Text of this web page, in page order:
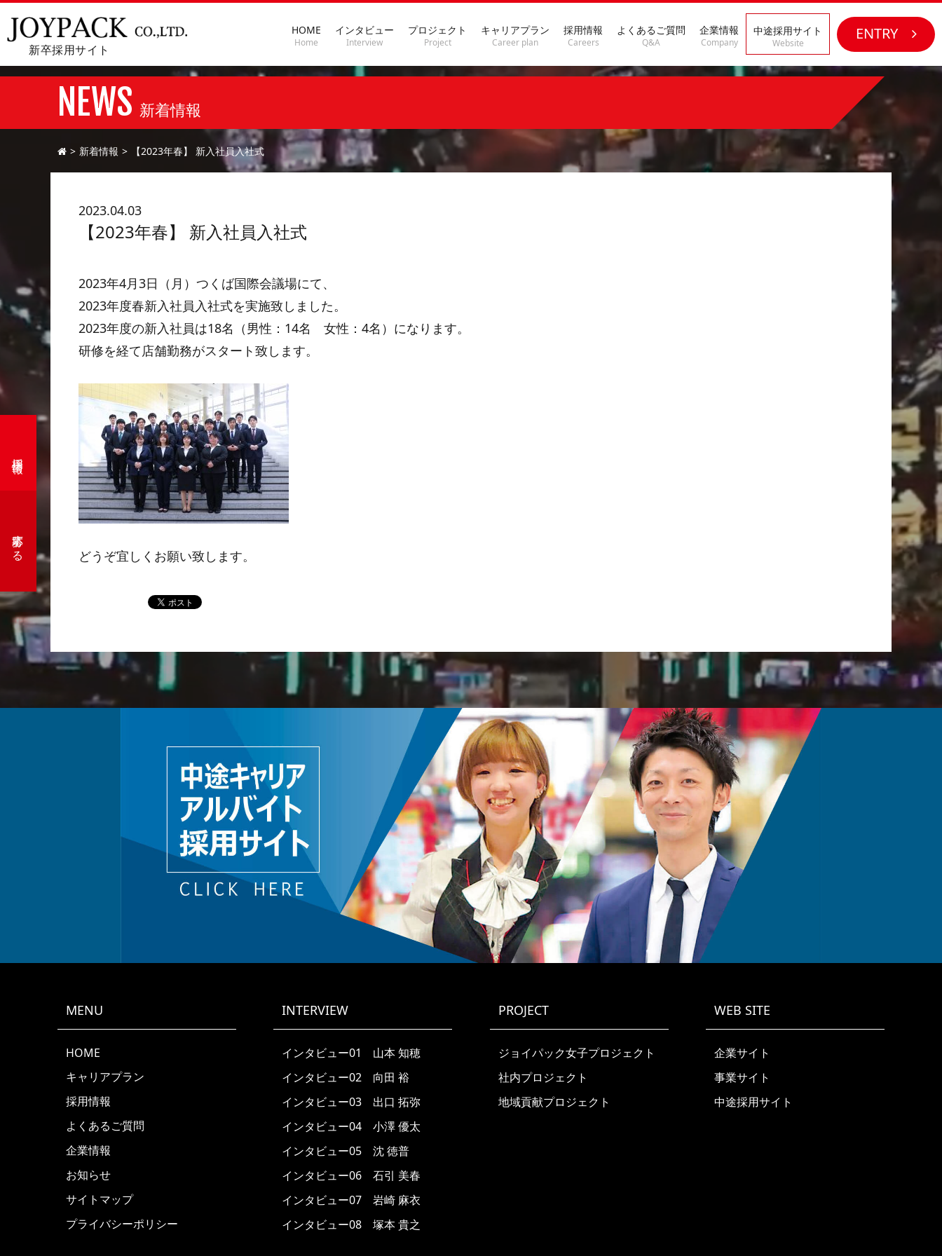
新卒採用サイト
HOME
Home
インタビュー
Interview
プロジェクト
Project
キャリアプラン
Career plan
採用情報
Careers
よくあるご質問
Q&A
企業情報
Company
中途採用サイト
Website
ENTRY
NEWS 新着情報
新着情報 【2023年春】 新入社員入社式
2023.04.03
【2023年春】 新入社員入社式
2023年4月3日（月）つくば国際会議場にて、
2023年度春新入社員入社式を実施致しました。
2023年度の新入社員は18名（男性：14名 女性：4名）になります。
研修を経て店舗勤務がスタート致します。
どうぞ宜しくお願い致します。
MENU
HOME
キャリアプラン
採用情報
よくあるご質問
企業情報
お知らせ
サイトマップ
プライバシーポリシー
INTERVIEW
インタビュー01 山本 知穂
インタビュー02 向田 裕
インタビュー03 出口 拓弥
インタビュー04 小澤 優太
インタビュー05 沈 徳普
インタビュー06 石引 美春
インタビュー07 岩崎 麻衣
インタビュー08 塚本 貴之
PROJECT
ジョイパック女子プロジェクト
社内プロジェクト
地域貢献プロジェクト
WEB SITE
企業サイト
事業サイト
中途採用サイト
応募する